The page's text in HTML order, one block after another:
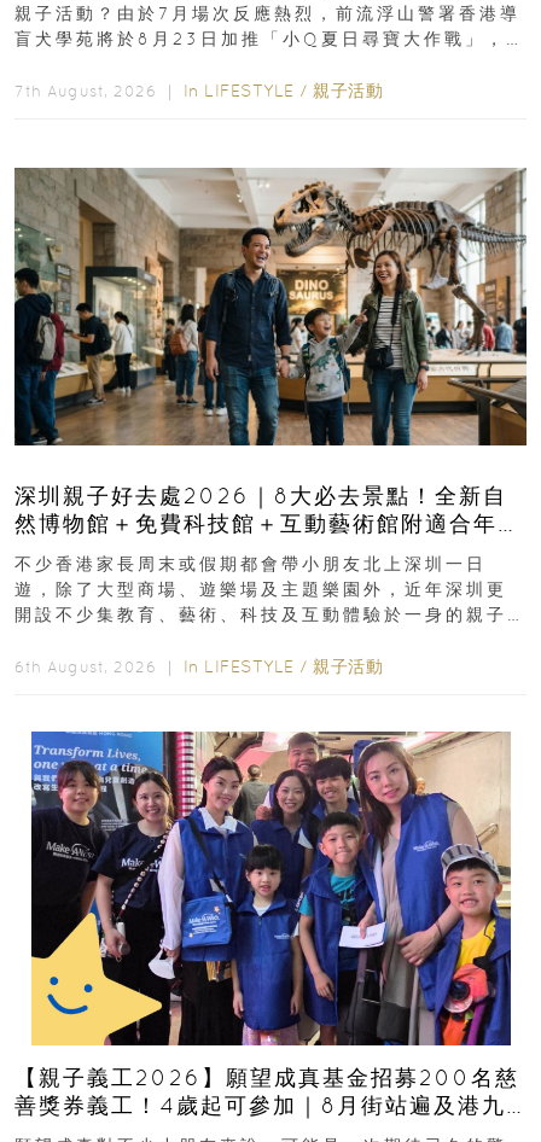
親子活動？由於7月場次反應熱烈，前流浮山警署香港導
盲犬學苑將於8月23日加推「小Q夏日尋寶大作戰」，家
7th August, 2026 ｜ In LIFESTYLE / 親子活動
深圳親子好去處2026｜8大必去景點！全新自
然博物館＋免費科技館＋互動藝術館附適合年
齡、交通、門票、開放時間
不少香港家長周末或假期都會帶小朋友北上深圳一日
遊，除了大型商場、遊樂場及主題樂園外，近年深圳更
開設不少集教育、藝術、科技及互動體驗於一身的親子
6th August, 2026 ｜ In LIFESTYLE / 親子活動
【親子義工2026】願望成真基金招募200名慈
善獎券義工！4歲起可參加｜8月街站遍及港九
新界